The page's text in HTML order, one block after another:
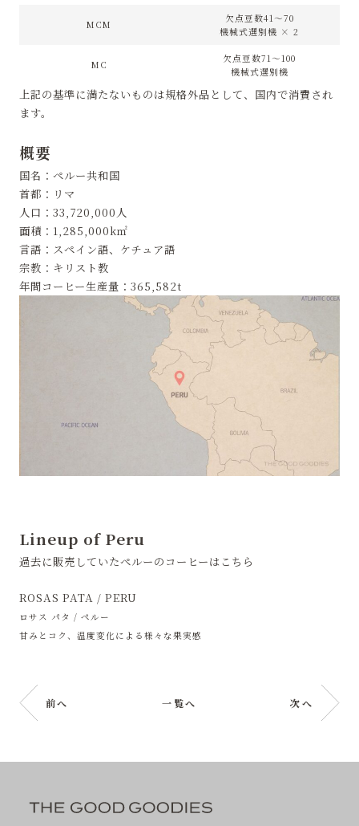
MCM
欠点豆数41〜70
機械式選別機 × 2
MC
欠点豆数71〜100
機械式選別機
上記の基準に満たないものは規格外品として、国内で消費され
ます。
概要
国名：ペルー共和国
首都：リマ
人口：33,720,000人
面積：1,285,000k㎡
言語：スペイン語、ケチュア語
宗教：キリスト教
年間コーヒー生産量：365,582t
Lineup of Peru
過去に販売していたペルーのコーヒーはこちら
ROSAS PATA / PERU
ロサス パタ / ペルー
甘みとコク、温度変化による様々な果実感
前へ 一覧へ 次へ